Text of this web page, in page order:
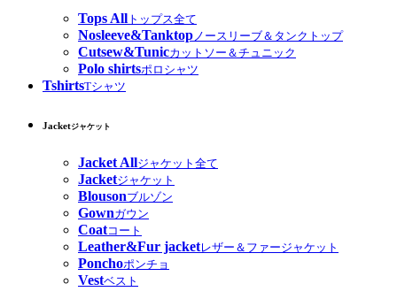
Tops All トップス全て
Nosleeve&Tanktop ノースリーブ＆タンクトップ
Cutsew&Tunicカットソー＆チュニック
Polo shirtsポロシャツ
TshirtsTシャツ
Jacketジャケット
Jacket Allジャケット全て
Jacketジャケット
Blousonブルゾン
Gownガウン
Coatコート
Leather&Fur jacketレザー＆ファージャケット
Ponchoポンチョ
Vestベスト